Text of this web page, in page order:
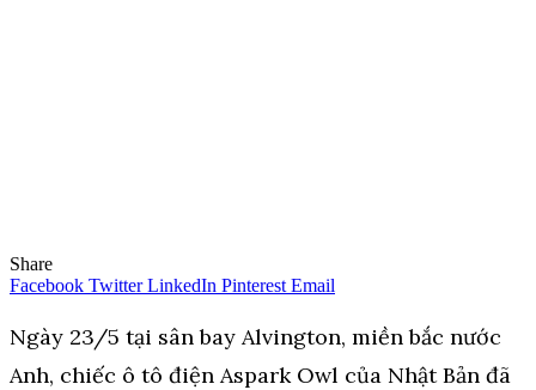
Share
Facebook Twitter LinkedIn Pinterest Email
Ngày 23/5 tại sân bay Alvington, miền bắc nước
Anh, chiếc ô tô điện Aspark Owl của Nhật Bản đã